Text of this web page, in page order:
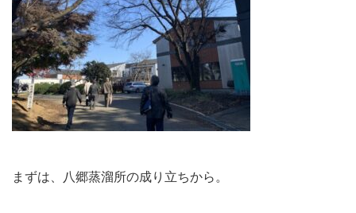
まずは、八郷蒸溜所の成り立ちから。